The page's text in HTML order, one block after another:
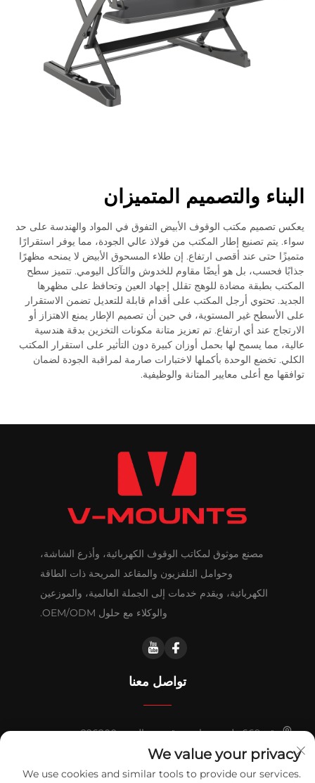
البناء والتصميم المتميزان
يعكس تصميم مكتب الوقوف الأبيض التفوق في المواد والهندسة على حد
سواء. يتم تصنيع إطار المكتب من فولاذ عالي الجودة، مما يوفر استقرارًا
متميزًا حتى عند أقصى ارتفاع. إن طلاء المسحوق الأبيض لا يمنحه مظهرًا
جذابًا فحسب، بل هو أيضًا مقاوم للخدوش والتآكل اليومي. تتميز سطح
المكتب بطبقة مضادة للوهج تقلل إجهاد العين وتحافظ على مظهرها
الجديد. تحتوي أرجل المكتب على أقدام قابلة للتعديل تضمن الاستقرار
على الأسطح غير المستوية، في حين أن تصميم الإطار يمنع الاهتزاز أو
الارتجاج عند أي ارتفاع. تم تعزيز متانة مكونات التخزين بدقة هندسية
عالية، مما يسمح لها بحمل أوزان كبيرة دون التأثير على استقرار المكتب
الكلي. تخضع الوحدة بأكملها لاختبارات صارمة لمراقبة الجودة لضمان
توافقها مع أعلى معايير المتانة والوظيفية.
مصنع موثوق لمكاتب الوقوف الكهربائية، وأذرع الشاشة،
وحوامل التلفزيون والمقاعد المريحة ذات الطاقة
الكهربائية، ويقدم خدمات إلى الجملة العالمية، والموزعين
والوكلاء مع حلول OEM/ODM.
تواصل معنا
رقم 669 طريق هواشي، قيدونغ، الصين 226200
+86-18921656832
We value your privacy
We use cookies and similar tools to provide our services.